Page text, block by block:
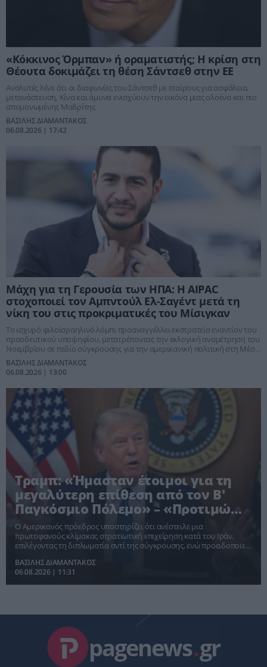
«Κόκκινος Όρμπαν» ή οραματιστής; Η κρίση στη
Θέουτα δοκιμάζει τη θέση Σάντσεθ στην ΕΕ
Αναλυτές λένε ότι οι διαφωνίες του Σάντσεθ με εταίρους για ασφάλεια,
μετανάστευση, Κίνα και άμυνα ενισχύουν την εικόνα μιας ολοένα και πιο
απομονωμένης Μαδρίτης
ΒΑΣΙΛΗΣ ΔΙΑΜΑΝΤΑΚΟΣ
06.08.2026 | 17:42
Μάχη για τη Γερουσία των ΗΠΑ: Η AIPAC
στοχοποιεί τον Αμπντούλ Ελ-Σαγέντ μετά τη
νίκη του στις προκριματικές του Μίσιγκαν
Το ισχυρό φιλοϊσραηλινό λόμπι προαναγγέλλει εκστρατεία εναντίον του
προοδευτικού υποψηφίου, μετατρέποντας την εκλογική αναμέτρηση του
Νοεμβρίου σε πεδίο σύγκρουσης για την αμερικανική πολιτική στη Μέση
Ανατολή.
ΒΑΣΙΛΗΣ ΔΙΑΜΑΝΤΑΚΟΣ
06.08.2026 | 13:00
Τραμπ: «Ήμασταν έτοιμοι για τη
μεγαλύτερη επίθεση από τον Β'
Παγκόσμιο Πόλεμο» – «Προτιμώ
συμφωνία με το Ιράν»
Ο Αμερικανός πρόεδρος υποστηρίζει ότι ανέστειλε μια
πρωτοφανούς κλίμακας στρατιωτική επιχείρηση κατά του Ιράν,
επιλέγοντας τη διπλωματία αντί της σύγκρουσης, ενώ προειδοποιεί
ΒΑΣΙΛΗΣ ΔΙΑΜΑΝΤΑΚΟΣ
06.08.2026 | 11:31
pagenews.gr